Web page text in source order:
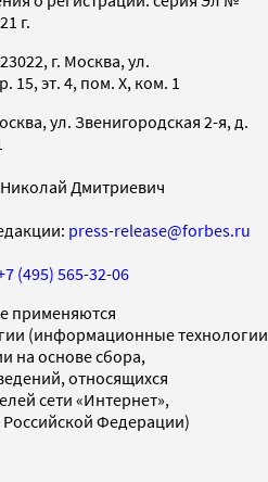
г.
г. Москва, ул.
15, эт. 4, пом. X, ком. 1
ул. Звенигородская 2-я, д.
Дмитриевич
press-release@forbes.ru
(495) 565-32-06
применяются
(информационные технологии
на основе сбора,
относящихся
сети «Интернет»,
Федерации)